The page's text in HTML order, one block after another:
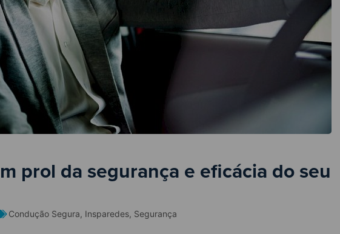
prol da segurança e eficácia do seu
Condução Segura, Insparedes, Segurança